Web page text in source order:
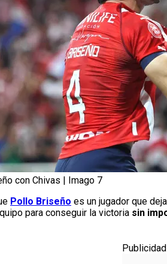
con Chivas | Imago 7
Pollo Briseño es un jugador que
para conseguir la victoria sin
Publicidad